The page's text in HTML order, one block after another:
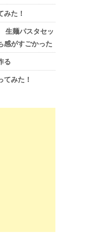
みた！
生麺パスタセッ
感がすごかった
る
てみた！